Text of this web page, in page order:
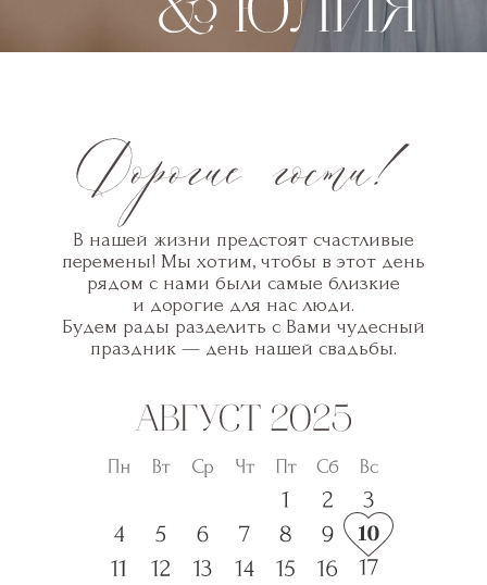
В нашей жизни предстоят счастливые
перемены! Мы хотим, чтобы в этот день
рядом с нами были самые близкие
и дорогие для нас люди.
Будем рады разделить с Вами чудесный
праздник — день нашей свадьбы.